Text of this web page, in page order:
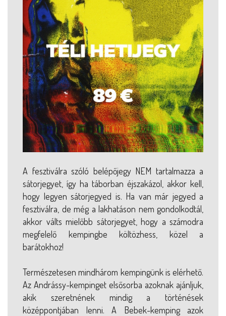
A fesztiválra szóló belépőjegy NEM tartalmazza a
sátorjegyet, így ha táborban éjszakázol, akkor kell,
hogy legyen sátorjegyed is. Ha van már jegyed a
fesztiválra, de még a lakhatáson nem gondolkodtál,
akkor válts mielőbb sátorjegyet, hogy a számodra
megfelelő kempingbe költözhess, közel a
barátokhoz!
Természetesen mindhárom kempingünk is elérhető.
Az Andrássy-kempinget elsősorba azoknak ajánljuk,
akik szeretnének mindig a történések
középpontjában lenni. A Bebek-kemping azok